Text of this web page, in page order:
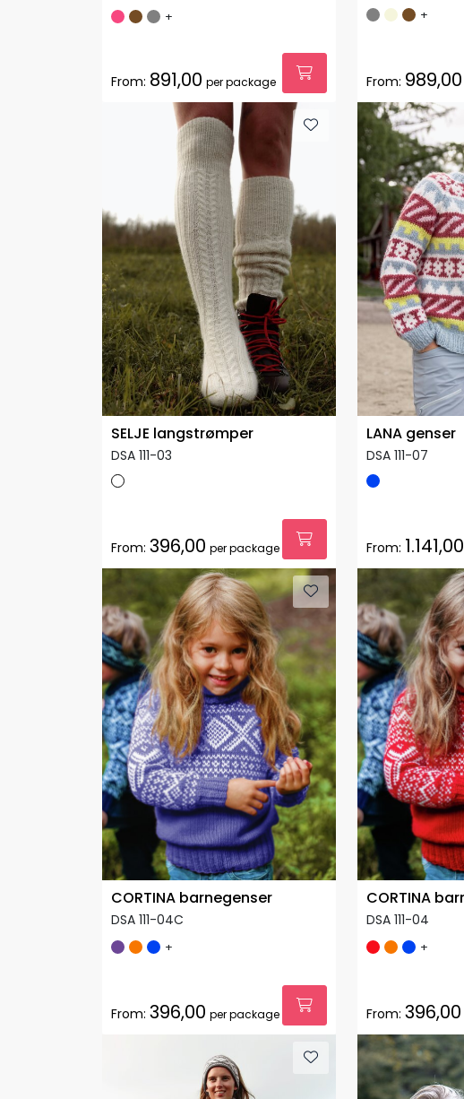
+
From: 891,00 per package
+
From: 989,00
SELJE langstrømper
DSA 111-03
From: 396,00 per package
LANA genser
DSA 111-07
From: 1.141,00
CORTINA barnegenser
DSA 111-04C
+
From: 396,00 per package
CORTINA
DSA 111-04
+
From: 396,00